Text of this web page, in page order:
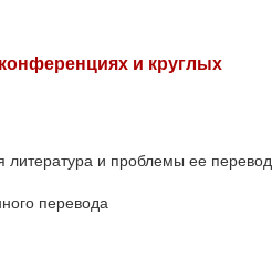
и круглых
и проблемы ее
перевода